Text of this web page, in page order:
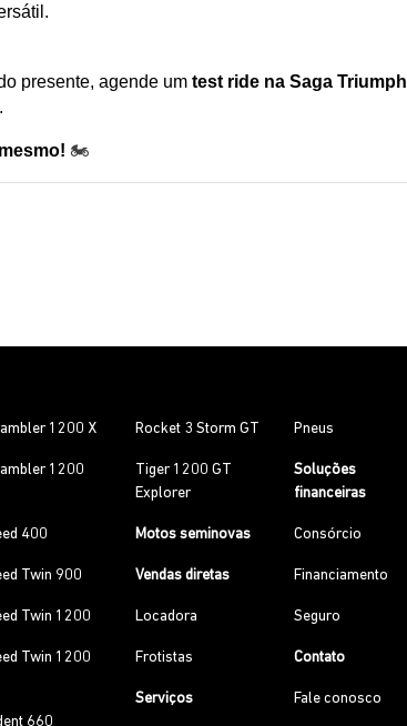
presente, agende um test ride na Saga Triumph
🏍️
1200 X
1200
400
Twin 900
Twin 1200
Twin 1200
660
Rocket 3 Storm GT
Tiger 1200 GT
Explorer
Motos seminovas
Vendas diretas
Locadora
Frotistas
Serviços
Pneus
Soluções
financeiras
Consórcio
Financiamento
Seguro
Contato
Fale conosco